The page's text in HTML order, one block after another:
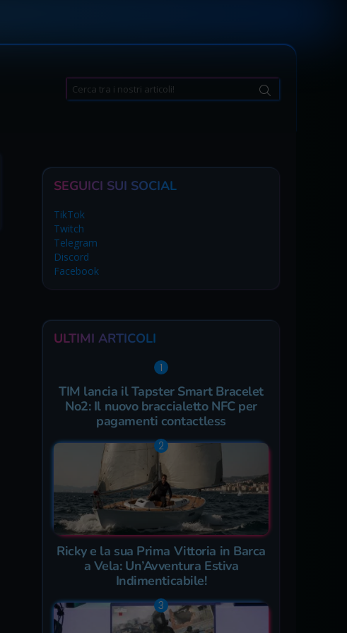
Search
for:
SEGUICI SUI SOCIAL
TikTok
Twitch
Telegram
Discord
Facebook
ULTIMI ARTICOLI
TIM lancia il Tapster Smart Bracelet
No2: Il nuovo braccialetto NFC per
pagamenti contactless
Ricky e la sua Prima Vittoria in Barca
a Vela: Un’Avventura Estiva
Indimenticabile!